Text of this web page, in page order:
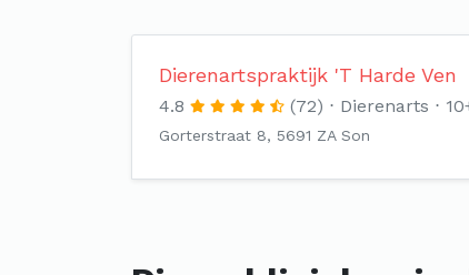
Dierenartspraktijk 'T Harde Ven
4.8 (72) Dierenarts
Gorterstraat 8, 5691 ZA Son